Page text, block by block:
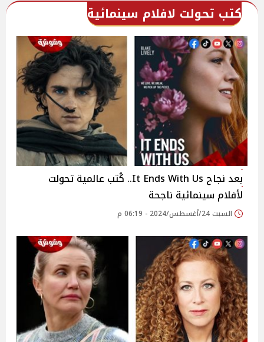
كتب تحولت لافلام سينمائية
بعد نجاح It Ends With Us.. كُتب عالمية تحولت
لأفلام سينمائية ناجحة
السبت 24/أغسطس/2024 - 06:19 م